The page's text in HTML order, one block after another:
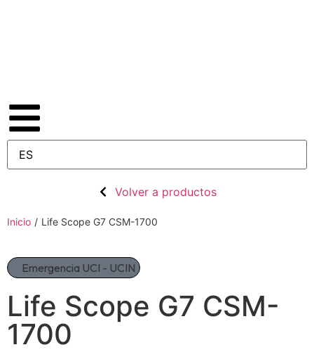
Volver a productos
Inicio / Life Scope G7 CSM-1700
Emergencia UCI - UCIN
Life Scope G7 CSM-
1700